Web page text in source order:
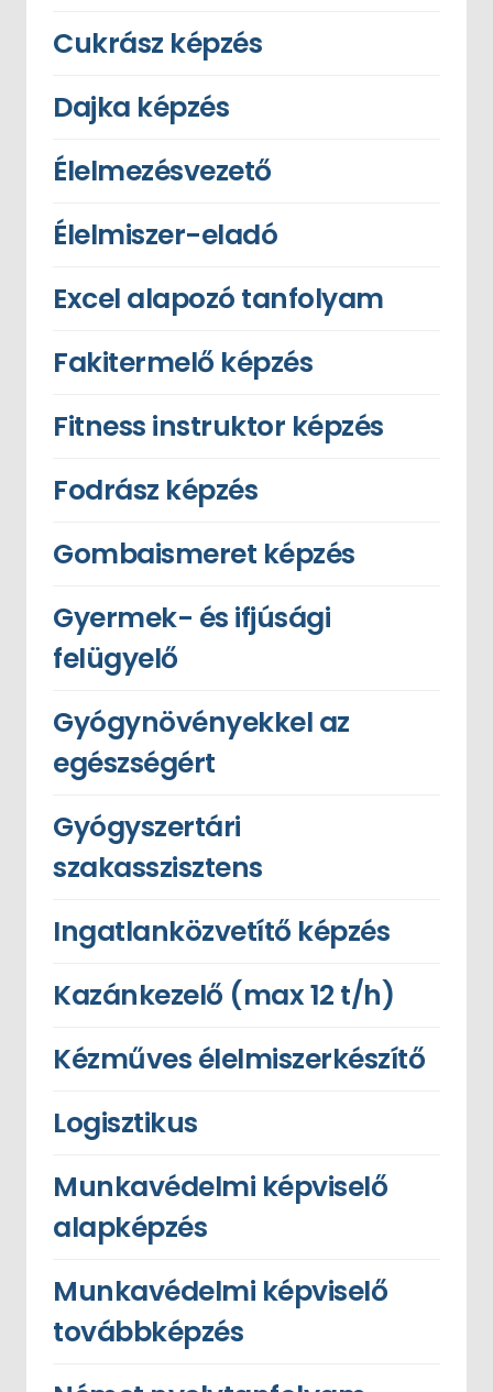
Cukrász képzés
Dajka képzés
Élelmezésvezető
Élelmiszer-eladó
Excel alapozó tanfolyam
Fakitermelő képzés
Fitness instruktor képzés
Fodrász képzés
Gombaismeret képzés
Gyermek- és ifjúsági
felügyelő
Gyógynövényekkel az
egészségért
Gyógyszertári
szakasszisztens
Ingatlanközvetítő képzés
Kazánkezelő (max 12 t/h)
Kézműves élelmiszerkészítő
Logisztikus
Munkavédelmi képviselő
alapképzés
Munkavédelmi képviselő
továbbképzés